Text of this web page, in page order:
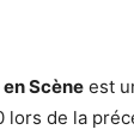
Scène est
de la